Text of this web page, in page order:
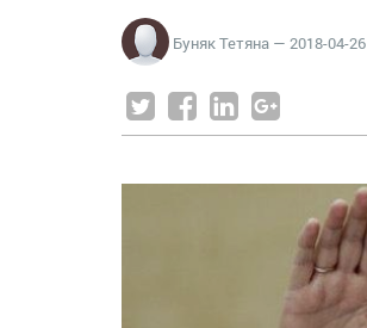
Буняк Тетяна — 2018-04-26